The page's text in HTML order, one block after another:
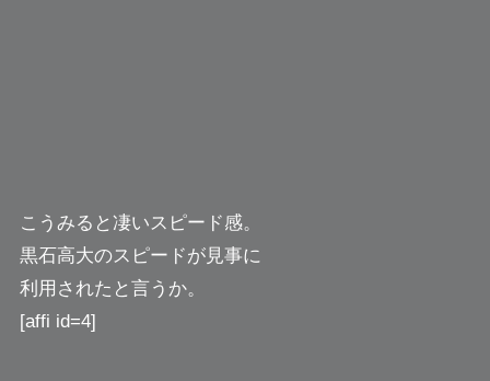
こうみると凄いスピード感。
黒石高大のスピードが見事に
利用されたと言うか。
[affi id=4]